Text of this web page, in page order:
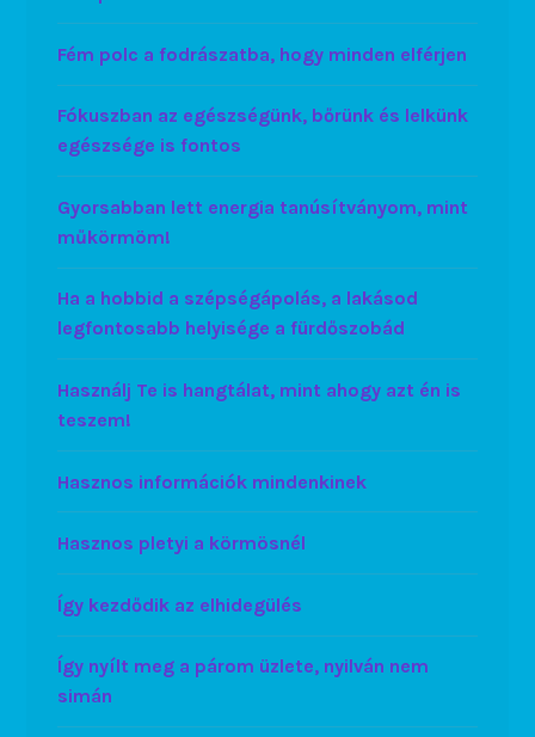
Fém polc a fodrászatba, hogy minden elférjen
Fókuszban az egészségünk, bőrünk és lelkünk
egészsége is fontos
Gyorsabban lett energia tanúsítványom, mint
műkörmöm!
Ha a hobbid a szépségápolás, a lakásod
legfontosabb helyisége a fürdőszobád
Használj Te is hangtálat, mint ahogy azt én is
teszem!
Hasznos információk mindenkinek
Hasznos pletyi a körmösnél
Így kezdődik az elhidegülés
Így nyílt meg a párom üzlete, nyilván nem
simán